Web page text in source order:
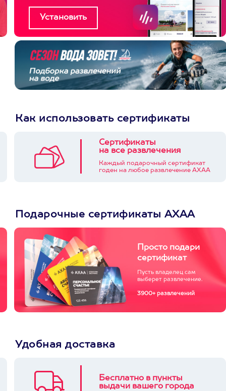
Как использовать сертификаты
Сертификаты
на все развлечения
Каждый подарочный сертификат
годен на любое развлечение АХАА
Подарочные сертификаты АХАА
Просто подари
сертификат
Пусть владелец сам
выберет развлечение.
3900+ развлечений
Удобная доставка
Бесплатно в пункты
выдачи вашего города